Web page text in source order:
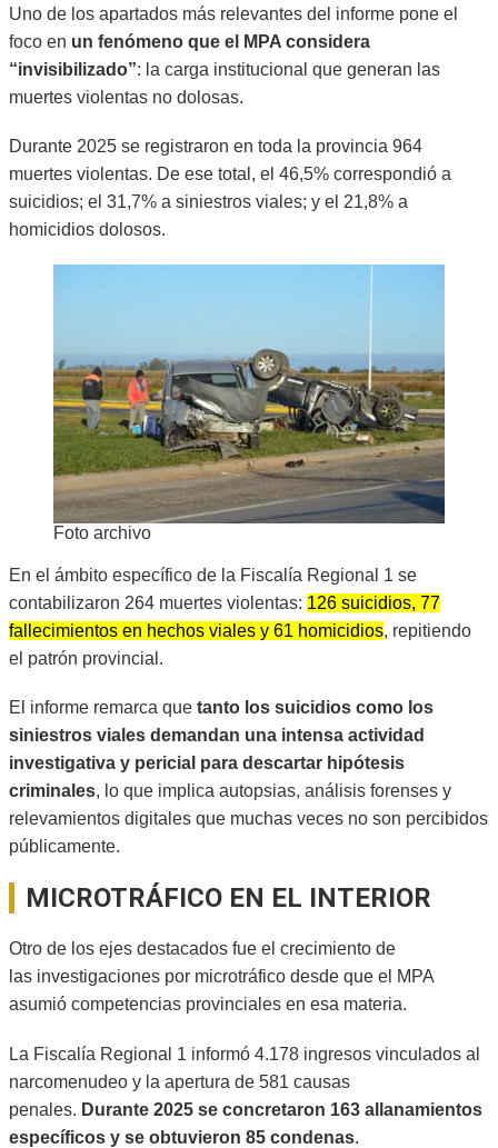
Uno de los apartados más relevantes del informe pone el
foco en un fenómeno que el MPA considera
“invisibilizado”: la carga institucional que generan las
muertes violentas no dolosas.
Durante 2025 se registraron en toda la provincia 964
muertes violentas. De ese total, el 46,5% correspondió a
suicidios; el 31,7% a siniestros viales; y el 21,8% a
homicidios dolosos.
Foto archivo
En el ámbito específico de la Fiscalía Regional 1 se
contabilizaron 264 muertes violentas: 126 suicidios, 77
fallecimientos en hechos viales y 61 homicidios, repitiendo
el patrón provincial.
El informe remarca que tanto los suicidios como los
siniestros viales demandan una intensa actividad
investigativa y pericial para descartar hipótesis
criminales, lo que implica autopsias, análisis forenses y
relevamientos digitales que muchas veces no son percibidos
públicamente.
MICROTRÁFICO EN EL INTERIOR
Otro de los ejes destacados fue el crecimiento de
las investigaciones por microtráfico desde que el MPA
asumió competencias provinciales en esa materia.
La Fiscalía Regional 1 informó 4.178 ingresos vinculados al
narcomenudeo y la apertura de 581 causas
penales. Durante 2025 se concretaron 163 allanamientos
específicos y se obtuvieron 85 condenas.